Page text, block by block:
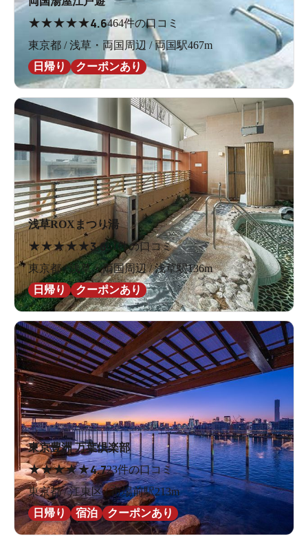
★★★★★4.6464件の口コミ
東京都 / 浅草・両国周辺 / 両国駅467m
日帰り
クーポンあり
浅草ROXまつり湯
★★★★★3.661件の口コミ
東京都 / 浅草・両国周辺 / 浅草駅136m
日帰り
クーポンあり
東京豊洲 万葉倶楽部
★★★★★4.723件の口コミ
東京都 / 江東区 / 市場前駅213m
日帰り
宿泊 クーポンあり